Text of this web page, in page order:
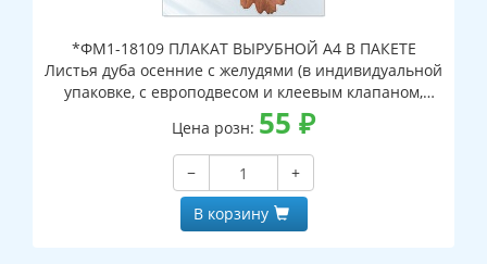
*ФМ1-18109 ПЛАКАТ ВЫРУБНОЙ А4 В ПАКЕТЕ
Листья дуба осенние с желудями (в индивидуальной
упаковке, с европодвесом и клеевым клапаном,
двухсторонний, ВД-лак)
Цена розн: 55 ₽
−
+
В корзину